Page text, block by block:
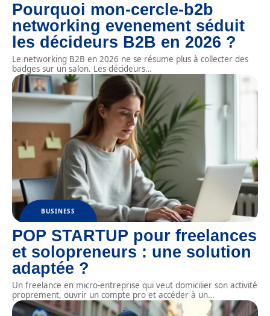
Pourquoi mon-cercle-b2b
networking evenement séduit
les décideurs B2B en 2026 ?
Le networking B2B en 2026 ne se résume plus à collecter des
badges sur un salon. Les décideurs…
BUSINESS
POP STARTUP pour freelances
et solopreneurs : une solution
adaptée ?
Un freelance en micro-entreprise qui veut domicilier son activité
proprement, ouvrir un compte pro et accéder à un…